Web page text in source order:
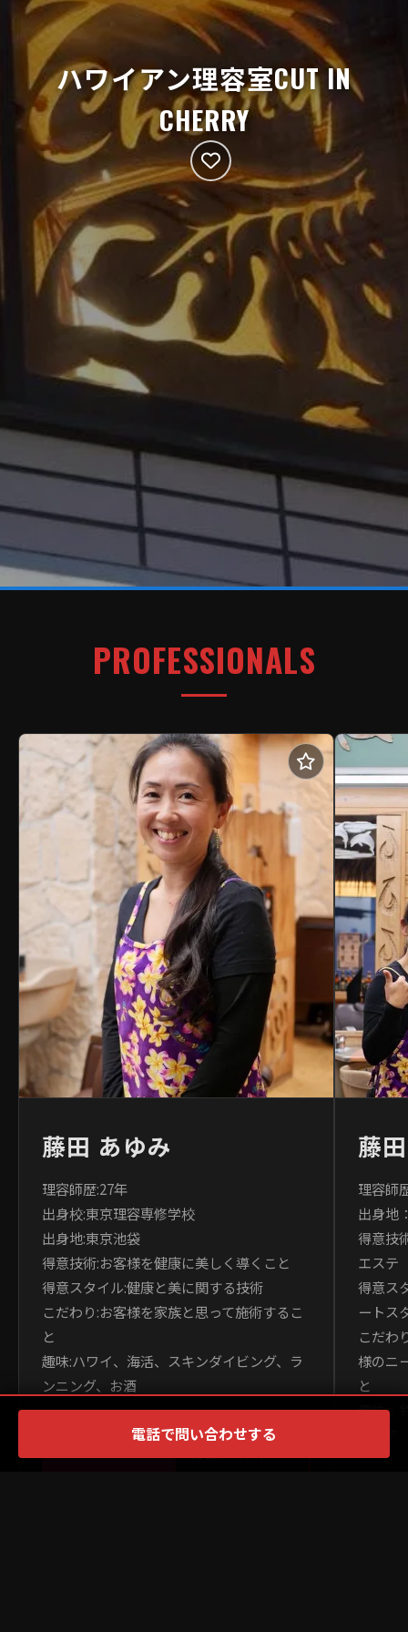
ハワイアン理容室CUT IN
CHERRY
PROFESSIONALS
藤田 あゆみ
理容師歴:27年
出身校:東京理容専修学校
出身地:東京池袋
得意技術:お客様を健康に美しく導くこと
得意スタイル:健康と美に関する技術
こだわり:お客様を家族と思って施術するこ
と
趣味:ハワイ、海活、スキンダイビング、ラ
ンニング、お酒
藤
理容師
出身地
得意技
エステ
得意ス
ートス
こだわ
様のニ
と
趣味：
電話で問い合わせする